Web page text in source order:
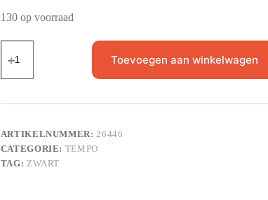
130 op voorraad
Toevoegen aan winkelwagen
ARTIKELNUMMER:26446
CATEGORIE: TEMPO
TAG: ZWART